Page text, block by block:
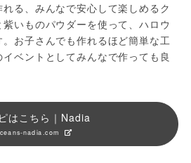
る、みんなで安心して楽しめるク
いものパウダーを使って、ハロウ
お子さんでも作れるほど簡単な工
ベントとしてみんなで作っても良
はこちら｜Nadia
nadia.com